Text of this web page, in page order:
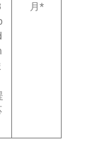
月*